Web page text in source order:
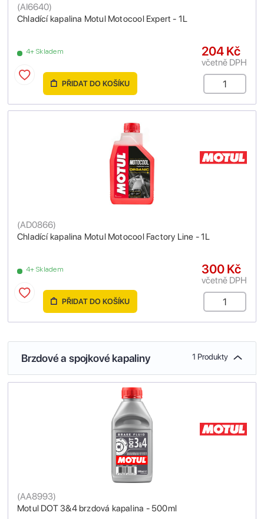
Chladící kapalina Motul Motocool Expert - 1L
(AI6640)
4+ Skladem 204 Kč
včetně DPH
PŘIDAT DO KOŠÍKU
Chladící kapalina Motul Motocool Factory Line - 1L
(AD0866)
4+ Skladem 300 Kč
včetně DPH
PŘIDAT DO KOŠÍKU
Brzdové a spojkové kapaliny 1 Produkty
Motul DOT 3&4 brzdová kapalina - 500ml
(AA8993)